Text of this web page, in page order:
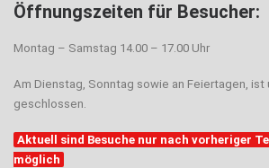
Öffnungszeiten für Besucher:
Montag – Samstag 14.00 – 17.00 Uhr
Am Dienstag, Sonntag sowie an Feiertagen, ist
geschlossen.
Aktuell sind Besuche nur nach vorheriger
möglich